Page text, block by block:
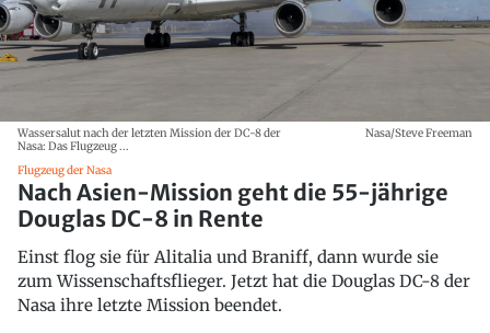
Wassersalut nach der letzten Mission der DC-8 der
Nasa: Das Flugzeug ...
Nasa/Steve Freeman
Flugzeug der Nasa
Nach Asien-Mission geht die 55-jährige
Douglas DC-8 in Rente
Einst flog sie für Alitalia und Braniff, dann wurde sie
zum Wissenschaftsflieger. Jetzt hat die Douglas DC-8 der
Nasa ihre letzte Mission beendet.